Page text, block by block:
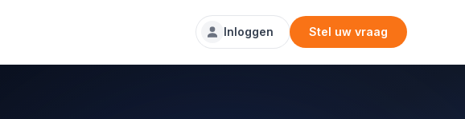
Inloggen Stel uw vraag